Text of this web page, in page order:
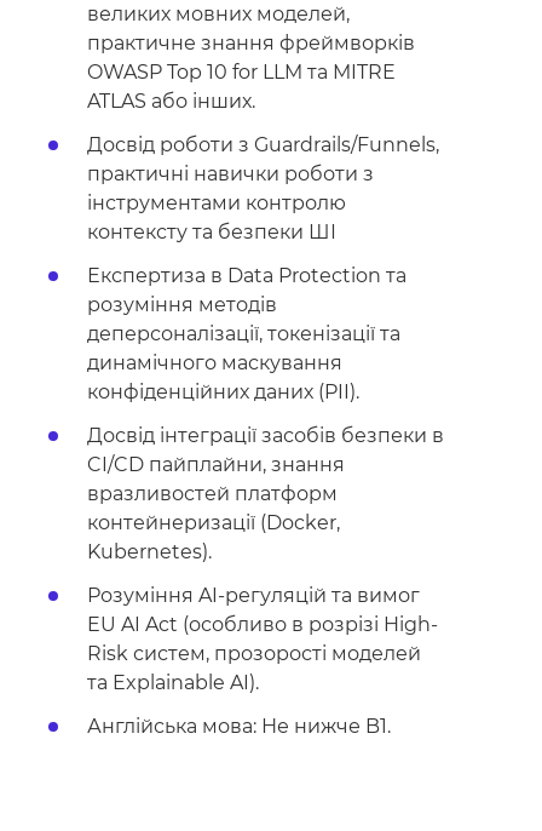
великих мовних моделей,
практичне знання фреймворків
OWASP Top 10 for LLM та MITRE
ATLAS або інших.
Досвід роботи з Guardrails/Funnels,
практичні навички роботи з
інструментами контролю
контексту та безпеки ШІ
Експертиза в Data Protection та
розуміння методів
деперсоналізації, токенізації та
динамічного маскування
конфіденційних даних (PII).
Досвід інтеграції засобів безпеки в
CI/CD пайплайни, знання
вразливостей платформ
контейнеризації (Docker,
Kubernetes).
Розуміння AI-регуляцій та вимог
EU AI Act (особливо в розрізі High-
Risk систем, прозорості моделей
та Explainable AI).
Англійська мова: Не нижче B1.